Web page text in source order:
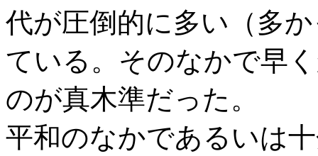
代が圧倒的に多い（多
ている。そのなかで早
のが真木準だった。
平和のなかであるいは